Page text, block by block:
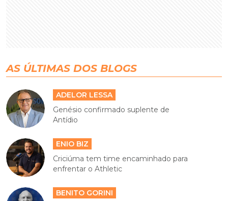
AS ÚLTIMAS DOS BLOGS
ADELOR LESSA
Genésio confirmado suplente de
Antídio
ENIO BIZ
Criciúma tem time encaminhado para
enfrentar o Athletic
BENITO GORINI